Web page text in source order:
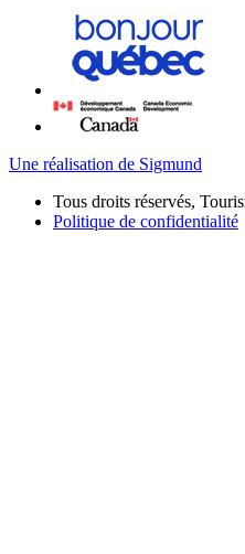
Une réalisation de Sigmund
Tous droits réservés,
Politique de confidentialité